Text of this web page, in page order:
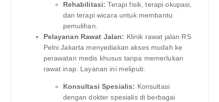
Rehabilitasi: Terapi fisik, terapi okupasi,
dan terapi wicara untuk membantu
pemulihan.
Pelayanan Rawat Jalan: Klinik rawat jalan RS
Pelni Jakarta menyediakan akses mudah ke
perawatan medis khusus tanpa memerlukan
rawat inap. Layanan ini meliputi:
Konsultasi Spesialis: Konsultasi
dengan dokter spesialis di berbagai